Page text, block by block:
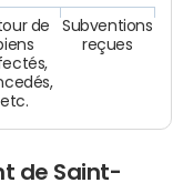
de
etc.
Subventions
reçues
de Saint-